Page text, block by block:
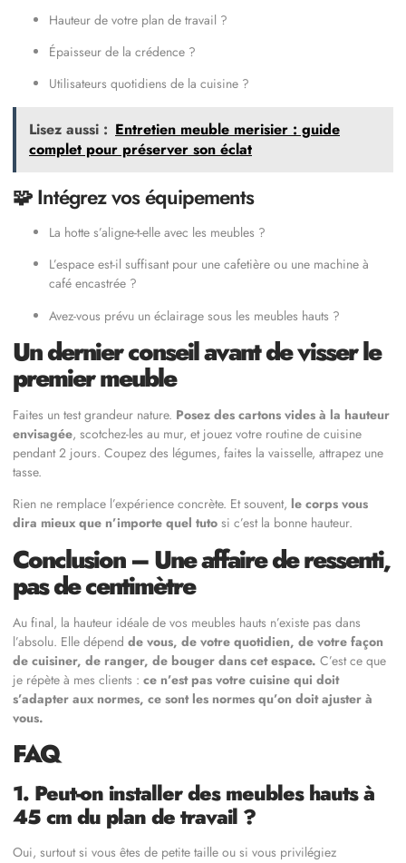
Hauteur de votre plan de travail ?
Épaisseur de la crédence ?
Utilisateurs quotidiens de la cuisine ?
Lisez aussi : Entretien meuble merisier : guide
complet pour préserver son éclat
🧩 Intégrez vos équipements
La hotte s’aligne-t-elle avec les meubles ?
L’espace est-il suffisant pour une cafetière ou une machine à
café encastrée ?
Avez-vous prévu un éclairage sous les meubles hauts ?
Un dernier conseil avant de visser le
premier meuble
Faites un test grandeur nature. Posez des cartons vides à la hauteur
envisagée, scotchez-les au mur, et jouez votre routine de cuisine
pendant 2 jours. Coupez des légumes, faites la vaisselle, attrapez une
tasse.
Rien ne remplace l’expérience concrète. Et souvent, le corps vous
dira mieux que n’importe quel tuto si c’est la bonne hauteur.
Conclusion – Une affaire de ressenti,
pas de centimètre
Au final, la hauteur idéale de vos meubles hauts n’existe pas dans
l’absolu. Elle dépend de vous, de votre quotidien, de votre façon
de cuisiner, de ranger, de bouger dans cet espace. C’est ce que
je répète à mes clients : ce n’est pas votre cuisine qui doit
s’adapter aux normes, ce sont les normes qu’on doit ajuster à
vous.
FAQ
1. Peut-on installer des meubles hauts à
45 cm du plan de travail ?
Oui, surtout si vous êtes de petite taille ou si vous privilégiez